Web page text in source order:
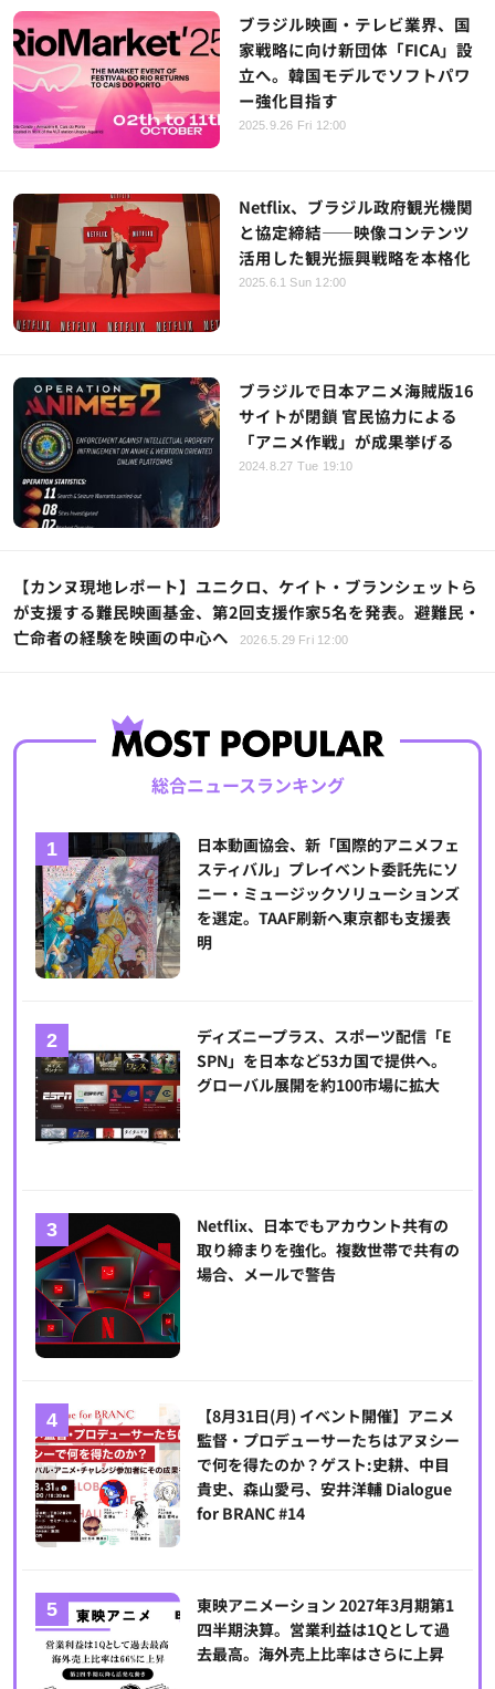
ブラジル映画・テレビ業界、国
家戦略に向け新団体「FICA」設
立へ。韓国モデルでソフトパワ
ー強化目指す
2025.9.26 Fri 12:00
Netflix、ブラジル政府観光機関
と協定締結——映像コンテンツ
活用した観光振興戦略を本格化
2025.6.1 Sun 12:00
ブラジルで日本アニメ海賊版16
サイトが閉鎖 官民協力による
「アニメ作戦」が成果挙げる
2024.8.27 Tue 19:10
【カンヌ現地レポート】ユニクロ、ケイト・ブランシェットら
が支援する難民映画基金、第2回支援作家5名を発表。避難民・
亡命者の経験を映画の中心へ
2026.5.29 Fri 12:00
総合ニュースランキング
日本動画協会、新「国際的アニメフェ
スティバル」プレイベント委託先にソ
ニー・ミュージックソリューションズ
を選定。TAAF刷新へ東京都も支援表
明
ディズニープラス、スポーツ配信「E
SPN」を日本など53カ国で提供へ。
グローバル展開を約100市場に拡大
Netflix、日本でもアカウント共有の
取り締まりを強化。複数世帯で共有の
場合、メールで警告
【8月31日(月) イベント開催】アニメ
監督・プロデューサーたちはアヌシー
で何を得たのか？ゲスト:史耕、中目
貴史、森山愛弓、安井洋輔 Dialogue
for BRANC #14
東映アニメーション 2027年3月期第1
四半期決算。営業利益は1Qとして過
去最高。海外売上比率はさらに上昇